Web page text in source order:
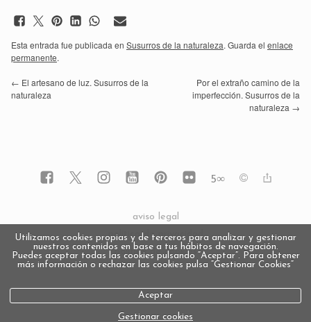
Esta entrada fue publicada en Susurros de la naturaleza. Guarda el enlace
permanente.
← El artesano de luz. Susurros de la
naturaleza
Por el extraño camino de la
imperfección. Susurros de la
naturaleza →
5∞
aviso legal
política de privacidad
política de cookies
Utilizamos cookies propias y de terceros para analizar y gestionar
nuestros contenidos en base a tus hábitos de navegación.
Puedes aceptar todas las cookies pulsando “Aceptar”. Para obtener
más información o rechazar las cookies pulsa “Gestionar Cookies“
Aceptar
Gestionar cookies